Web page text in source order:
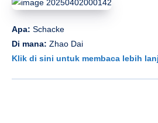
Apa: Schacke
Di mana: Zhao Dai
Klik di sini untuk membaca lebih